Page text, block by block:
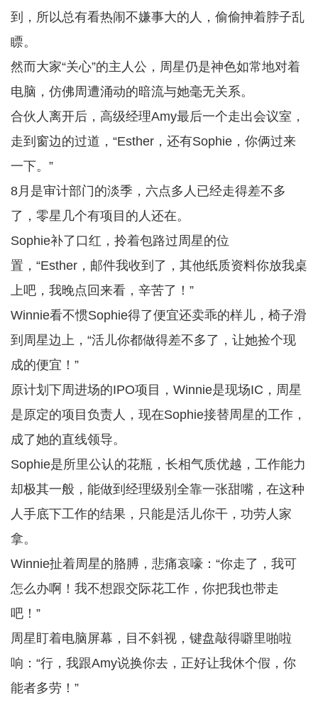
到，所以总有看热闹不嫌事大的人，偷偷抻着脖子乱
瞟。
然而大家“关心”的主人公，周星仍是神色如常地对着
电脑，仿佛周遭涌动的暗流与她毫无关系。
合伙人离开后，高级经理Amy最后一个走出会议室，
走到窗边的过道，“Esther，还有Sophie，你俩过来
一下。”
8月是审计部门的淡季，六点多人已经走得差不多
了，零星几个有项目的人还在。
Sophie补了口红，拎着包路过周星的位
置，“Esther，邮件我收到了，其他纸质资料你放我桌
上吧，我晚点回来看，辛苦了！”
Winnie看不惯Sophie得了便宜还卖乖的样儿，椅子滑
到周星边上，“活儿你都做得差不多了，让她捡个现
成的便宜！”
原计划下周进场的IPO项目，Winnie是现场IC，周星
是原定的项目负责人，现在Sophie接替周星的工作，
成了她的直线领导。
Sophie是所里公认的花瓶，长相气质优越，工作能力
却极其一般，能做到经理级别全靠一张甜嘴，在这种
人手底下工作的结果，只能是活儿你干，功劳人家
拿。
Winnie扯着周星的胳膊，悲痛哀嚎：“你走了，我可
怎么办啊！我不想跟交际花工作，你把我也带走
吧！”
周星盯着电脑屏幕，目不斜视，键盘敲得噼里啪啦
响：“行，我跟Amy说换你去，正好让我休个假，你
能者多劳！”